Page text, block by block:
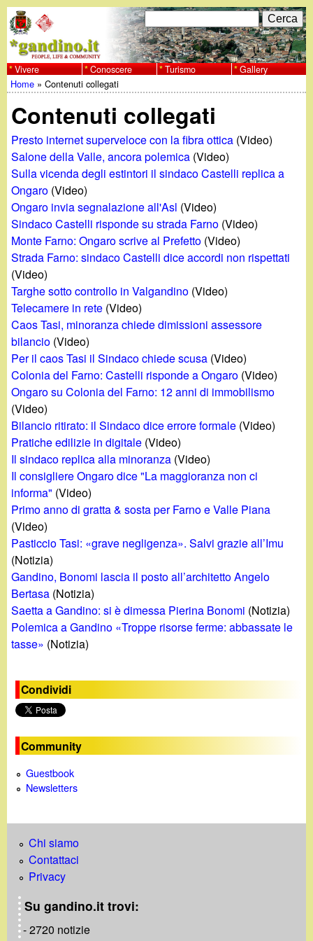
al
contenuto
principale
w
w
w
.
g
a
n
d
i
n
o
.
i
t
F
o
r
m
d
i
i
c
r
c
a
C
e
r
c
Vivere Conoscere Turismo Gallery
Tu
sei
qui
Home »Contenuti collegati
Contenuti collegati
Presto internet superveloce con la fibra ottica (Video)
Salone della Valle, ancora polemica (Video)
Sulla vicenda degli estintori il sindaco Castelli replica a
Ongaro (Video)
Ongaro invia segnalazione all'Asl (Video)
Sindaco Castelli risponde su strada Farno (Video)
Monte Farno: Ongaro scrive al Prefetto (Video)
Strada Farno: sindaco Castelli dice accordi non rispettati
(Video)
Targhe sotto controllo in Valgandino (Video)
Telecamere in rete (Video)
Caos Tasi, minoranza chiede dimissioni assessore
bilancio (Video)
Per il caos Tasi il Sindaco chiede scusa (Video)
Colonia del Farno: Castelli risponde a Ongaro (Video)
Ongaro su Colonia del Farno: 12 anni di immobilismo
(Video)
Bilancio ritirato: il Sindaco dice errore formale (Video)
Pratiche edilizie in digitale (Video)
Il sindaco replica alla minoranza (Video)
Il consigliere Ongaro dice "La maggioranza non ci
informa" (Video)
Primo anno di gratta & sosta per Farno e Valle Piana
(Video)
Pasticcio Tasi: «grave negligenza». Salvi grazie all’Imu
(Notizia)
Gandino, Bonomi lascia il posto all’architetto Angelo
Bertasa (Notizia)
Saetta a Gandino: si è dimessa Pierina Bonomi (Notizia)
Polemica a Gandino «Troppe risorse ferme: abbassate le
tasse» (Notizia)
Condividi
Community
Guestbook
Newsletters
Chi siamo
Contattaci
Privacy
Su gandino.it trovi:
- 2720 notizie